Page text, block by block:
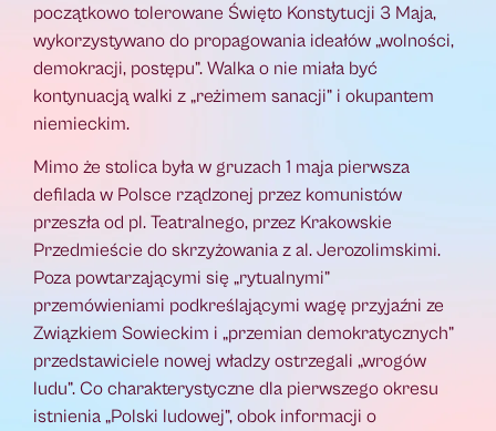
początkowo tolerowane Święto Konstytucji 3 Maja,
wykorzystywano do propagowania ideałów „wolności,
demokracji, postępu”. Walka o nie miała być
kontynuacją walki z „reżimem sanacji” i okupantem
niemieckim.
Mimo że stolica była w gruzach 1 maja pierwsza
defilada w Polsce rządzonej przez komunistów
przeszła od pl. Teatralnego, przez Krakowskie
Przedmieście do skrzyżowania z al. Jerozolimskimi.
Poza powtarzającymi się „rytualnymi”
przemówieniami podkreślającymi wagę przyjaźni ze
Związkiem Sowieckim i „przemian demokratycznych”
przedstawiciele nowej władzy ostrzegali „wrogów
ludu”. Co charakterystyczne dla pierwszego okresu
istnienia „Polski ludowej”, obok informacji o